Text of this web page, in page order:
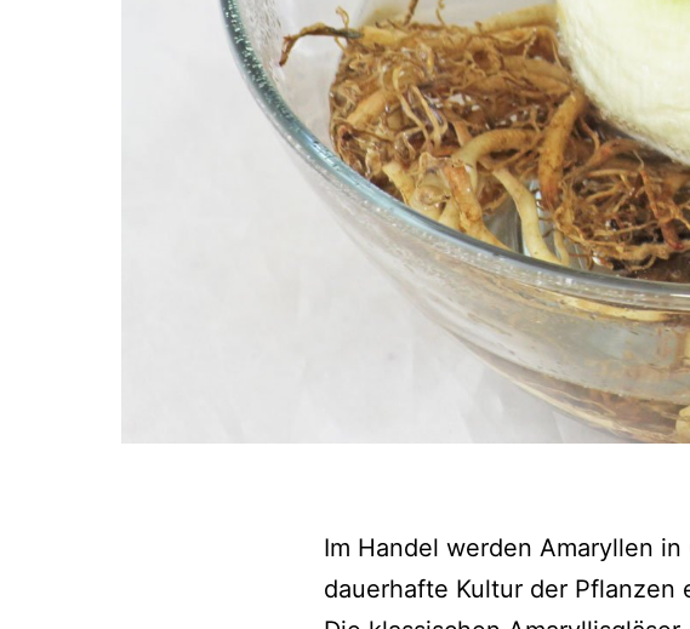
Im Handel werden Amaryllen
dauerhafte Kultur der Pflanzen